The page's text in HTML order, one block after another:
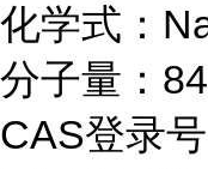
化学式：
分子量：
CAS登录